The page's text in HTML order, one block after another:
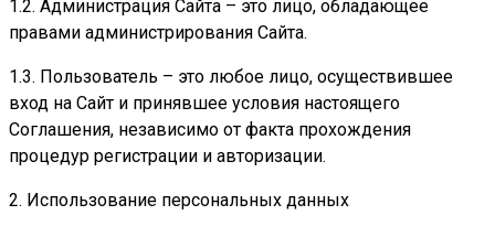
1.2. Администрация Сайта – это лицо, обладающее
правами администрирования Сайта.
1.3. Пользователь – это любое лицо, осуществившее
вход на Сайт и принявшее условия настоящего
Соглашения, независимо от факта прохождения
процедур регистрации и авторизации.
2. Использование персональных данных